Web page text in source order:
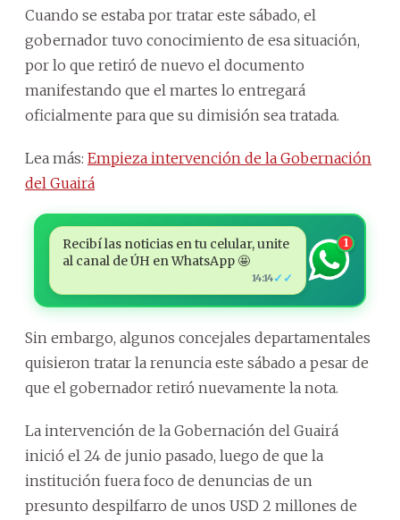
Cuando se estaba por tratar este sábado, el
gobernador tuvo conocimiento de esa situación,
por lo que retiró de nuevo el documento
manifestando que el martes lo entregará
oficialmente para que su dimisión sea tratada.
Lea más: Empieza intervención de la Gobernación
del Guairá
Recibí las noticias en tu celular, unite
al canal de ÚH en WhatsApp 🤩
14:14✓✓
1
Sin embargo, algunos concejales departamentales
quisieron tratar la renuncia este sábado a pesar de
que el gobernador retiró nuevamente la nota.
La intervención de la Gobernación del Guairá
inició el 24 de junio pasado, luego de que la
institución fuera foco de denuncias de un
presunto despilfarro de unos USD 2 millones de